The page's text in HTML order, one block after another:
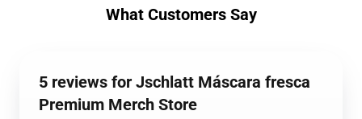
What Customers Say
5 reviews for Jschlatt Máscara fresca
Premium Merch Store